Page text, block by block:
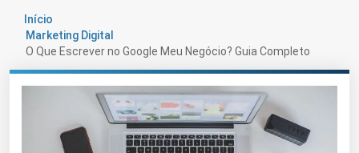
Início
Marketing Digital
O Que Escrever no Google Meu Negócio? Guia Completo